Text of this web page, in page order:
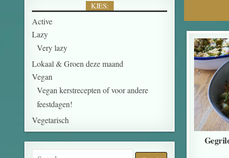
KIES:
Active
Lazy
Very lazy
Lokaal & Groen deze maand
Vegan
Vegan kerstrecepten of voor andere
feestdagen!
Vegetarisch
Search for: